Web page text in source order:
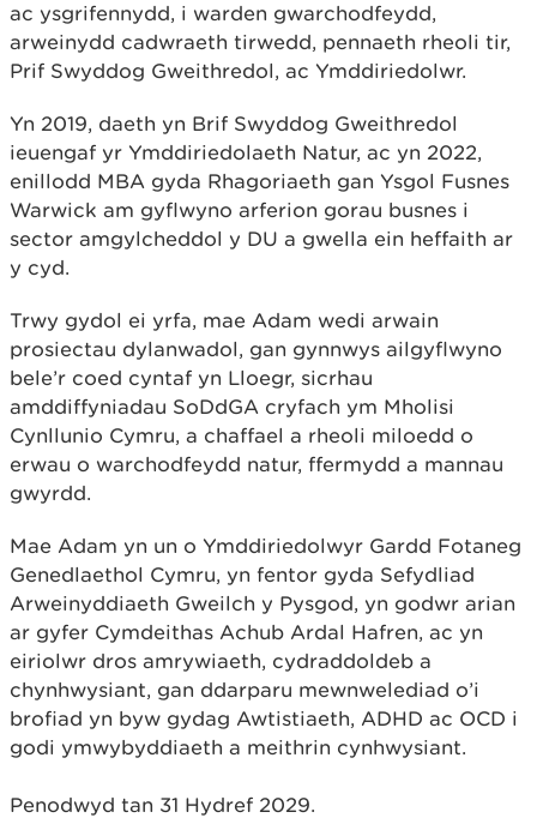
ac ysgrifennydd, i warden gwarchodfeydd,
arweinydd cadwraeth tirwedd, pennaeth rheoli tir,
Prif Swyddog Gweithredol, ac Ymddiriedolwr.
Yn 2019, daeth yn Brif Swyddog Gweithredol
ieuengaf yr Ymddiriedolaeth Natur, ac yn 2022,
enillodd MBA gyda Rhagoriaeth gan Ysgol Fusnes
Warwick am gyflwyno arferion gorau busnes i
sector amgylcheddol y DU a gwella ein heffaith ar
y cyd.
Trwy gydol ei yrfa, mae Adam wedi arwain
prosiectau dylanwadol, gan gynnwys ailgyflwyno
bele’r coed cyntaf yn Lloegr, sicrhau
amddiffyniadau SoDdGA cryfach ym Mholisi
Cynllunio Cymru, a chaffael a rheoli miloedd o
erwau o warchodfeydd natur, ffermydd a mannau
gwyrdd.
Mae Adam yn un o Ymddiriedolwyr Gardd Fotaneg
Genedlaethol Cymru, yn fentor gyda Sefydliad
Arweinyddiaeth Gweilch y Pysgod, yn godwr arian
ar gyfer Cymdeithas Achub Ardal Hafren, ac yn
eiriolwr dros amrywiaeth, cydraddoldeb a
chynhwysiant, gan ddarparu mewnwelediad o’i
brofiad yn byw gydag Awtistiaeth, ADHD ac OCD i
godi ymwybyddiaeth a meithrin cynhwysiant.
Penodwyd tan 31 Hydref 2029.